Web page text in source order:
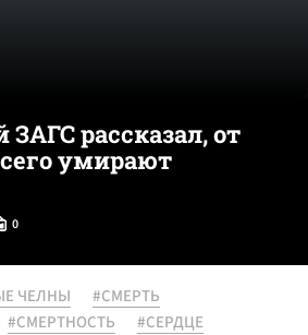
рассказал, от
умирают
0
ЧЕЛНЫ
#СМЕРТЬ
#СМЕРТНОСТЬ
#СЕРДЦЕ